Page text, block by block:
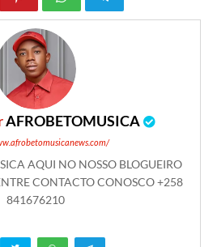
AFROBETOMUSICA
AQUI NO NOSSO BLOGUEIRO
CONTACTO CONOSCO +258
841676210